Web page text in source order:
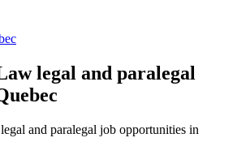
legal and paralegal
and paralegal job opportunities in